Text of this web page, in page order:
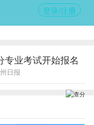
登录/注册
专业考试开始报名
日报